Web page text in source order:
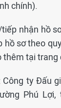
chính).
nhận hồ
hồ sơ theo
thêm tại
ty Đấu
Phú